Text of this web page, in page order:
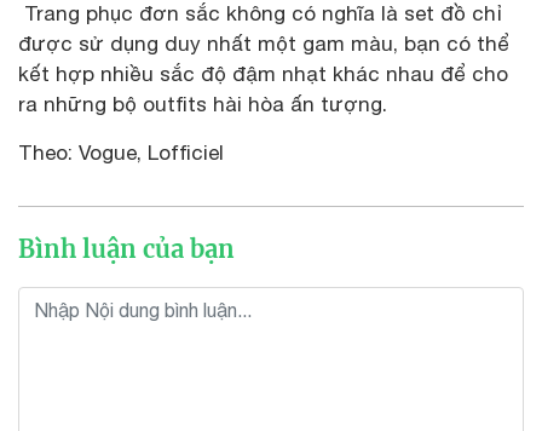
Trang phục đơn sắc không có nghĩa là set đồ chỉ
được sử dụng duy nhất một gam màu, bạn có thể
kết hợp nhiều sắc độ đậm nhạt khác nhau để cho
ra những bộ outfits hài hòa ấn tượng.
Theo: Vogue, Lofficiel
Bình luận của bạn